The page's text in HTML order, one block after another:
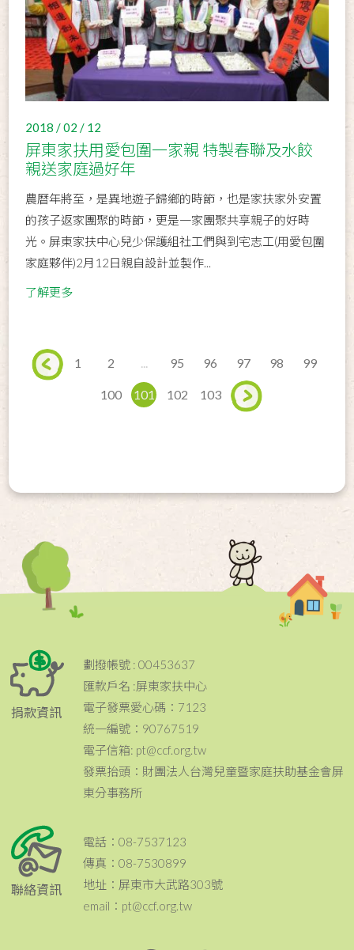
2018 / 02 / 12
屏東家扶用愛包圍一家親 特製春聯及水餃
親送家庭過好年
農曆年將至，是異地遊子歸鄉的時節，也是家扶家外安置
的孩子返家團聚的時節，更是一家團聚共享親子的好時
光。屏東家扶中心兒少保護組社工們與到宅志工(用愛包圍
家庭夥伴)2月12日親自設計並製作...
了解更多
1 2 95 96 97 98 99
100 101 102 103
捐款資訊
劃撥帳號 : 00453637
匯款戶名 :屏東家扶中心
電子發票愛心碼：7123
統一編號：90767519
電子信箱: pt@ccf.org.tw
發票抬頭：財團法人台灣兒童暨家庭扶助基金會屏
東分事務所
聯絡資訊
電話：08-7537123
傳真：08-7530899
地址：屏東市大武路303號
email：pt@ccf.org.tw